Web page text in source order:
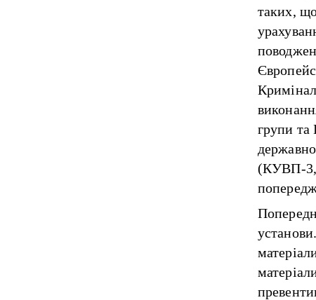
таких,
групи та
(КУВП-3,